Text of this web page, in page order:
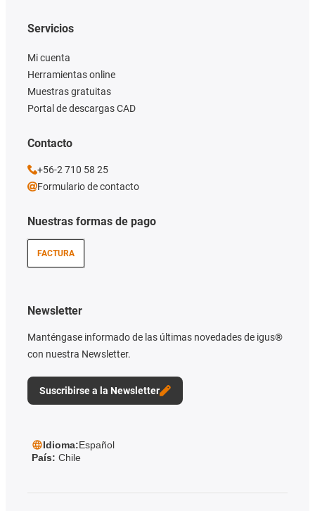
Nuestras formas de pago
FACTURA
Servicios
Mi cuenta
Herramientas online
Muestras gratuitas
Portal de descargas CAD
Newsletter
Manténgase informado de las últimas novedades de igus®
con nuestra Newsletter.
Suscribirse a la Newsletter
Contacto
+56-2 710 58 25
Formulario de contacto
Idioma:Español
País: Chile